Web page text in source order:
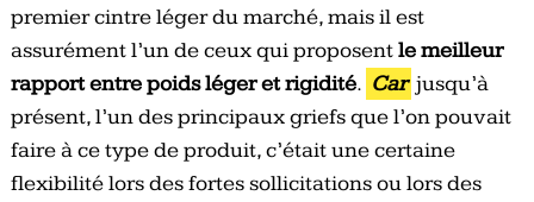
premier cintre léger du marché, mais il est
assurément l’un de ceux qui proposentle meilleur
rapport entre poids léger et rigidité. Car jusqu’à
présent, l’un des principaux griefs que l’on pouvait
faire à ce type de produit, c’était une certaine
flexibilité lors des fortes sollicitations ou lors des